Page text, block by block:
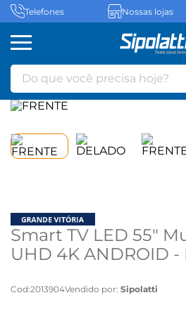
Telefones Nossas lojas
Do que você precisa hoje?
Smart TV LED 55"
UHD 4K ANDROID -
Cod:2013904Vendido por: Sipolatti